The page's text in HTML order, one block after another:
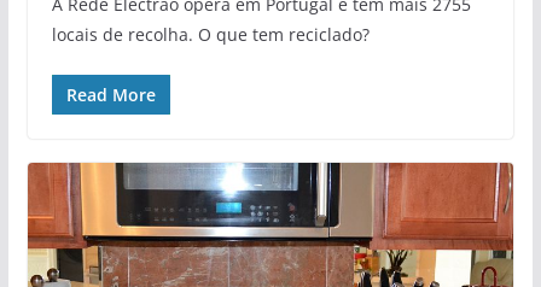
locais de recolha. O que tem reciclado?
Read More